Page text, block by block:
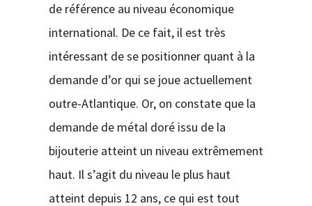
de référence au niveau économique
international. De ce fait, il est très
intéressant de se positionner quant à la
demande d’or qui se joue actuellement
outre-Atlantique. Or, on constate que la
demande de métal doré issu de la
bijouterie atteint un niveau extrêmement
haut. Il s’agit du niveau le plus haut
atteint depuis 12 ans, ce qui est tout